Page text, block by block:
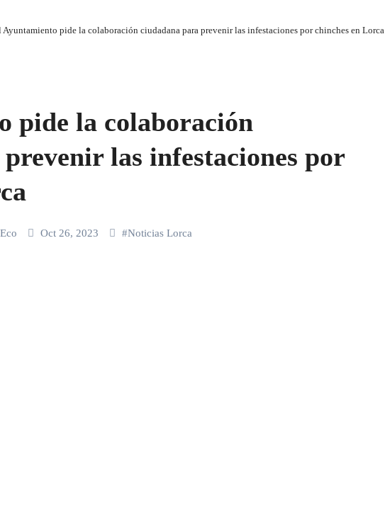
Ayuntamiento pide la colaboración ciudadana para prevenir las infestaciones por chinches en Lorca
pide la colaboración
las infestaciones por
Oct 26, 2023 #Noticias Lorca